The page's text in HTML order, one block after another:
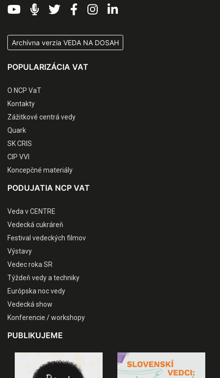
Archívna verzia VEDA NA DOSAH
POPULARIZÁCIA VAT
O NCP VaT
Kontakty
Zážitkové centrá vedy
Quark
SK CRIS
CIP VVI
Koncepčné materiály
PODUJATIA NCP VAT
Veda v CENTRE
Vedecká cukráreň
Festival vedeckých filmov
Výstavy
Vedec roka SR
Týždeň vedy a techniky
Európska noc vedy
Vedecká show
Konferencie / workshopy
PUBLIKUJEME